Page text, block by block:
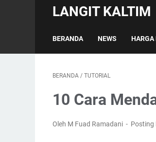
LANGIT KALTIM
BERANDA NEWS HARGA
BERANDA / TUTORIAL
10 Cara
Oleh M Fuad Ramadani Posting